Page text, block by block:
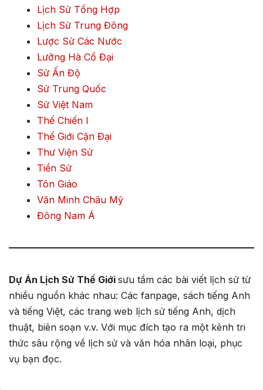
Lịch Sử Tổng Hợp
Lịch Sử Trung Đông
Lược Sử Các Nước
Lưỡng Hà Cổ Đại
Sử Ấn Độ
Sử Trung Quốc
Sử Việt Nam
Thế Chiến I
Thế Giới Cận Đại
Thư Viện Sử
Tiền Sử
Tôn Giáo
Văn Minh Châu Mỹ
Đông Nam Á
Dự Án Lịch Sử Thế Giới sưu tầm các bài viết lịch sử từ
nhiều nguồn khác nhau: Các fanpage, sách tiếng Anh
và tiếng Việt, các trang web lịch sử tiếng Anh, dịch
thuật, biên soạn v.v. Với mục đích tạo ra một kênh tri
thức sâu rộng về lịch sử và văn hóa nhân loại, phục
vụ bạn đọc.